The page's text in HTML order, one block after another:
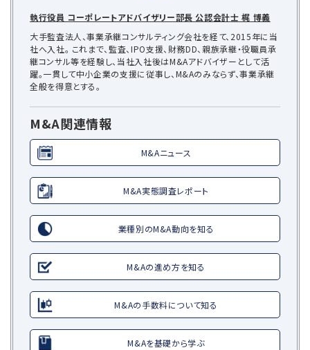
執行役員 コーポレートアドバイザリー部長 公認会計士 梶 博義
大手監査法人、事業承継コンサルティング会社を経て、2015年に当
社へ入社。 これまで、監査、IPO支援、財務DD、親族承継・役職員承
継コンサル等を経験し、当社入社後はM&Aアドバイザーとして活
躍。一貫して中小企業の支援に従事し、M&Aのみならず、事業承継
全般を得意とする。
M&A関連情報
M&Aニュース
M&A実態調査レポート
業種別のM&A動向を知る
M&Aの進め方を知る
M&Aの手数料について知る
M&Aを基礎から学ぶ